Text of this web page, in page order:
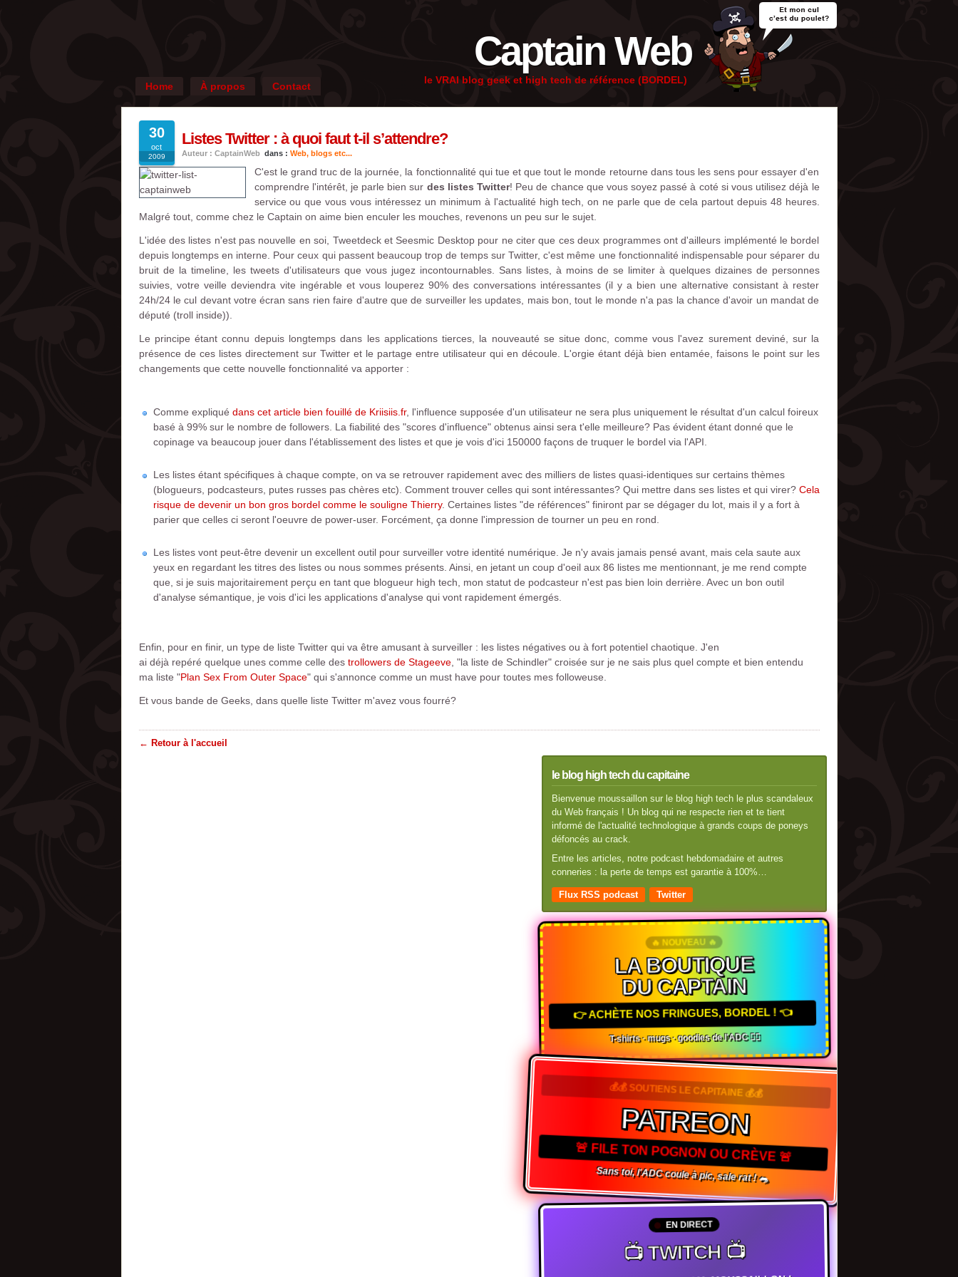
Captain Web
le VRAI blog geek et high tech de référence (BORDEL)
Home À propos Contact
30
oct
2009
Listes Twitter : à quoi faut t-il s’attendre?
Auteur : CaptainWeb dans : Web, blogs etc...
C'est le grand truc de la journée, la fonctionnalité qui tue et que tout le monde retourne dans tous les sens pour essayer d'en
comprendre l'intérêt, je parle bien sur des listes Twitter! Peu de chance que vous soyez passé à coté si vous utilisez déjà le
service ou que vous vous intéressez un minimum à l'actualité high tech, on ne parle que de cela partout depuis 48 heures.
Malgré tout, comme chez le Captain on aime bien enculer les mouches, revenons un peu sur le sujet.
L'idée des listes n'est pas nouvelle en soi, Tweetdeck et Seesmic Desktop pour ne citer que ces deux programmes ont d'ailleurs implémenté le bordel
depuis longtemps en interne. Pour ceux qui passent beaucoup trop de temps sur Twitter, c'est même une fonctionnalité indispensable pour séparer du
bruit de la timeline, les tweets d'utilisateurs que vous jugez incontournables. Sans listes, à moins de se limiter à quelques dizaines de personnes
suivies, votre veille deviendra vite ingérable et vous louperez 90% des conversations intéressantes (il y a bien une alternative consistant à rester
24h/24 le cul devant votre écran sans rien faire d'autre que de surveiller les updates, mais bon, tout le monde n'a pas la chance d'avoir un mandat de
député (troll inside)).
Le principe étant connu depuis longtemps dans les applications tierces, la nouveauté se situe donc, comme vous l'avez surement deviné, sur la
présence de ces listes directement sur Twitter et le partage entre utilisateur qui en découle. L'orgie étant déjà bien entamée, faisons le point sur les
changements que cette nouvelle fonctionnalité va apporter :
Comme expliqué dans cet article bien fouillé de Kriisiis.fr, l'influence supposée d'un utilisateur ne sera plus uniquement le résultat d'un calcul foireux
basé à 99% sur le nombre de followers. La fiabilité des "scores d'influence" obtenus ainsi sera t'elle meilleure? Pas évident étant donné que le
copinage va beaucoup jouer dans l'établissement des listes et que je vois d'ici 150000 façons de truquer le bordel via l'API.
Les listes étant spécifiques à chaque compte, on va se retrouver rapidement avec des milliers de listes quasi-identiques sur certains thèmes
(blogueurs, podcasteurs, putes russes pas chères etc). Comment trouver celles qui sont intéressantes? Qui mettre dans ses listes et qui virer? Cela
risque de devenir un bon gros bordel comme le souligne Thierry. Certaines listes "de références" finiront par se dégager du lot, mais il y a fort à
parier que celles ci seront l'oeuvre de power-user. Forcément, ça donne l'impression de tourner un peu en rond.
Les listes vont peut-être devenir un excellent outil pour surveiller votre identité numérique. Je n'y avais jamais pensé avant, mais cela saute aux
yeux en regardant les titres des listes ou nous sommes présents. Ainsi, en jetant un coup d'oeil aux 86 listes me mentionnant, je me rend compte
que, si je suis majoritairement perçu en tant que blogueur high tech, mon statut de podcasteur n'est pas bien loin derrière. Avec un bon outil
d'analyse sémantique, je vois d'ici les applications d'analyse qui vont rapidement émergés.
Enfin, pour en finir, un type de liste Twitter qui va être amusant à surveiller : les listes négatives ou à fort potentiel chaotique. J'en
ai déjà repéré quelque unes comme celle des trollowers de Stageeve, "la liste de Schindler" croisée sur je ne sais plus quel compte et bien entendu
ma liste "Plan Sex From Outer Space" qui s'annonce comme un must have pour toutes mes followeuse.
Et vous bande de Geeks, dans quelle liste Twitter m'avez vous fourré?
← Retour à l'accueil
le blog high tech du capitaine
Bienvenue moussaillon sur le blog high tech le plus scandaleux
du Web français ! Un blog qui ne respecte rien et te tient
informé de l'actualité technologique à grands coups de poneys
défoncés au crack.
Entre les articles, notre podcast hebdomadaire et autres
conneries : la perte de temps est garantie à 100%…
Flux RSS podcast Twitter
🔥 NOUVEAU 🔥
LA BOUTIQUE
DU CAPTAIN
👉 ACHÈTE NOS FRINGUES, BORDEL ! 👈
T-shirts · mugs · goodies de l'ADC 🏴‍☠️
💰💰 SOUTIENS LE CAPITAINE 💰💰
PATREON
🚨 FILE TON POGNON OU CRÈVE 🚨
Sans toi, l'ADC coule à pic, sale rat ! 🐀
EN DIRECT
📺 TWITCH 📺